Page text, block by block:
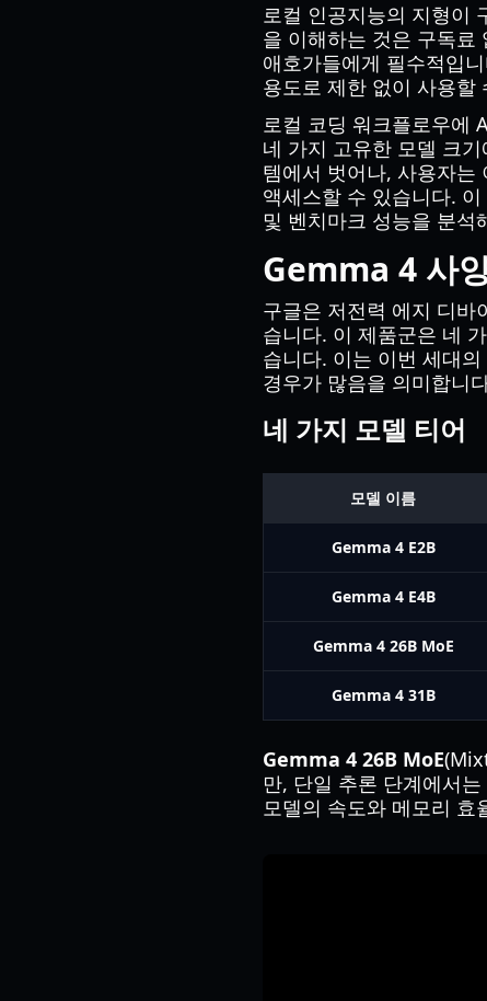
로컬 인공지능의 지형이
을 이해하는 것은 구독료
애호가들에게 필수적입
용도로 제한 없이 사용할
로컬 코딩 워크플로우에
네 가지 고유한 모델 크
템에서 벗어나, 사용자는
액세스할 수 있습니다.
및 벤치마크 성능을 분석
Gemma 4 사
구글은 저전력 에지 디바
습니다. 이 제품군은 네
습니다. 이는 이번 세대
경우가 많음을 의미합니
네 가지 모델 티어
모델 이름
Gemma 4 E2B
Gemma 4 E4B
Gemma 4 26B MoE
Gemma 4 31B
Gemma 4 26B MoE
만, 단일 추론 단계에서
모델의 속도와 메모리 효